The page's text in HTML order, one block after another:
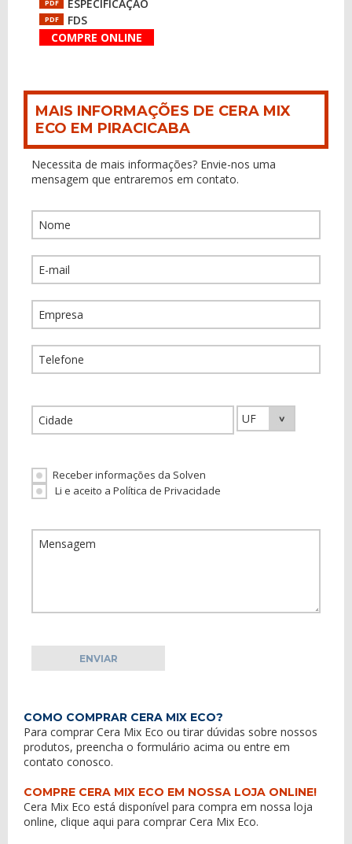
PDF ESPECIFICAÇÃO
PDF
FDS
COMPRE ONLINE
MAIS INFORMAÇÕES DE CERA MIX
ECO EM PIRACICABA
Necessita de mais informações? Envie-nos uma
mensagem que entraremos em contato.
Receber informações da Solven
Li e aceito a Política de Privacidade
COMO COMPRAR CERA MIX ECO?
Para comprar Cera Mix Eco ou tirar dúvidas sobre nossos
produtos, preencha o formulário acima ou entre em
contato conosco.
COMPRE CERA MIX ECO EM NOSSA LOJA ONLINE!
Cera Mix Eco está disponível para compra em nossa loja
online, clique aqui para comprar Cera Mix Eco.